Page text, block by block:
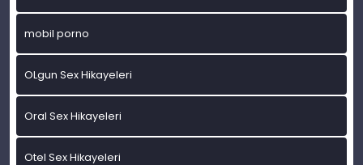
mobil porno
OLgun Sex Hikayeleri
Oral Sex Hikayeleri
Otel Sex Hikayeleri